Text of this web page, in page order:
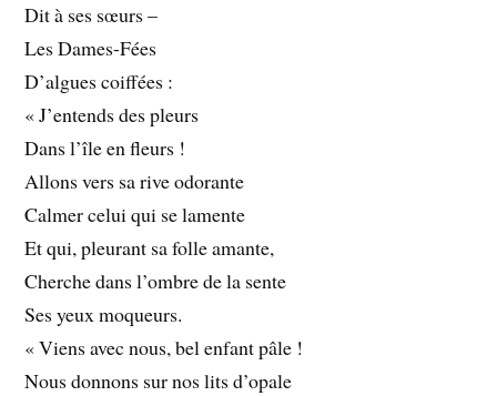
Dit à ses sœurs –
Les Dames-Fées
D’algues coiffées :
« J’entends des pleurs
Dans l’île en fleurs !
Allons vers sa rive odorante
Calmer celui qui se lamente
Et qui, pleurant sa folle amante,
Cherche dans l’ombre de la sente
Ses yeux moqueurs.
« Viens avec nous, bel enfant pâle !
Nous donnons sur nos lits d’opale